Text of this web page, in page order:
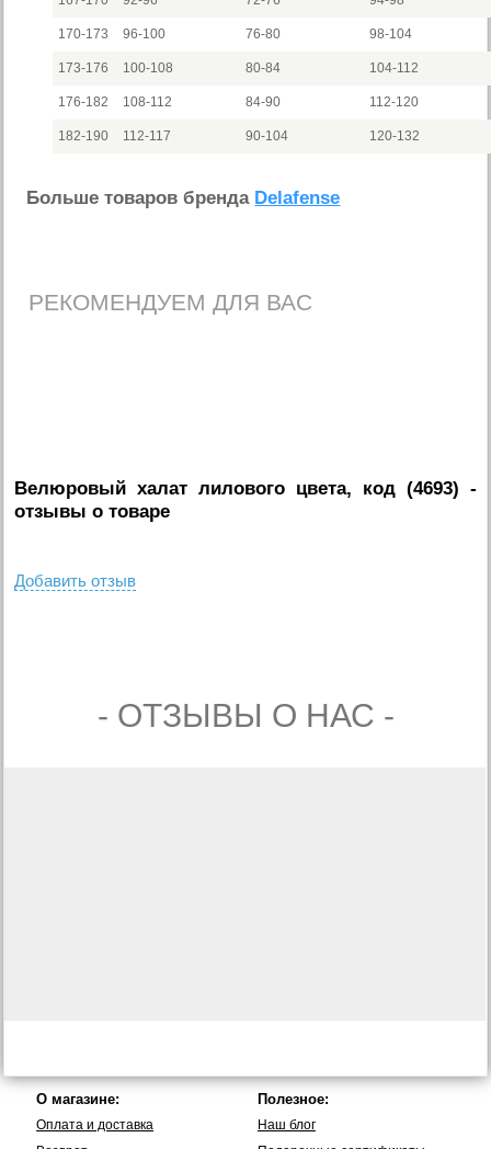
170-173 96-100 76-80 98-104
173-176 100-108 80-84 104-112
176-182 108-112 84-90 112-120
182-190 112-117 90-104 120-132
Больше товаров бренда Delafense
РЕКОМЕНДУЕМ ДЛЯ ВАС
Велюровый халат лилового цвета, код (4693) -
отзывы о товаре
Добавить отзыв
- ОТЗЫВЫ О НАС -
О магазине:
Оплата и доставка
Полезное:
Наш блог